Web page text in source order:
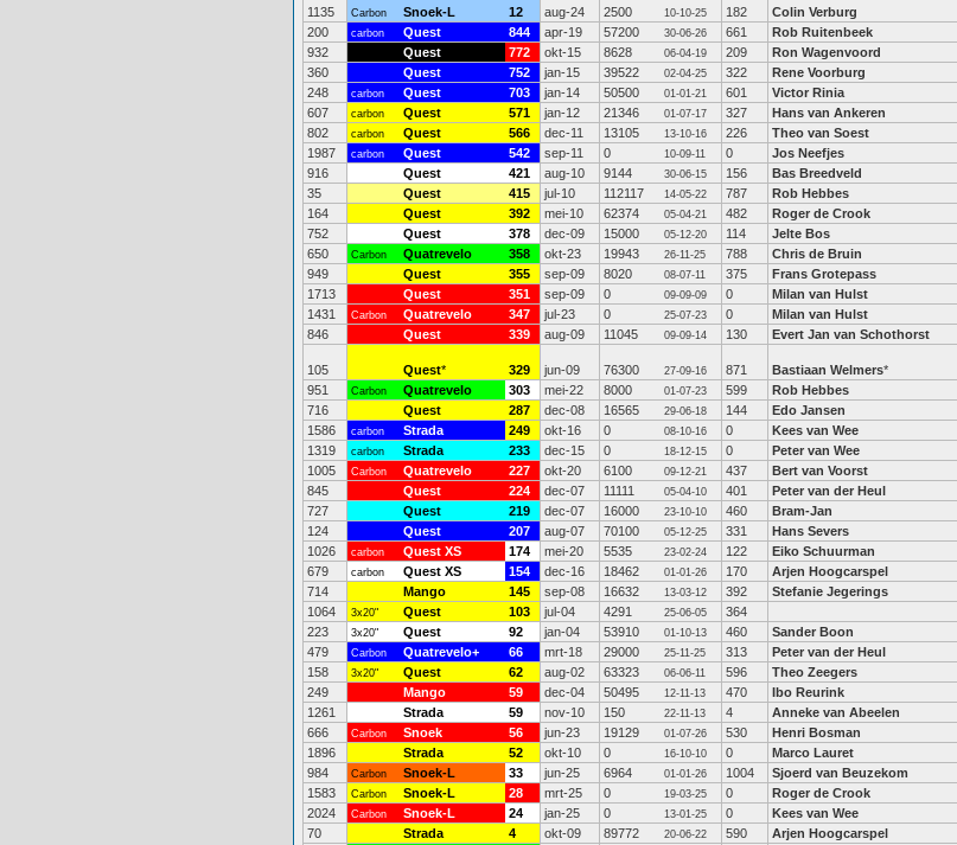
1135 Carbon Snoek-L 12 aug-24 2500 10-10-25 182 Colin Verburg
200
carbon Quest 844 apr-19 57200 30-06-26 661 Rob Ruitenbeek
932
Quest 772 okt-15 8628 06-04-19 209 Ron Wagenvoord
360
Quest 752 jan-15 39522 02-04-25 322 Rene Voorburg
248
carbon Quest 703 jan-14 50500 01-01-21 601 Victor Rinia
607
carbon Quest 571 jan-12 21346 01-07-17 327 Hans van Ankeren
802
carbon Quest 566 dec-11 13105 13-10-16 226 Theo van Soest
1987
carbon Quest 542 sep-11 0 10-09-11 0 Jos Neefjes
916
Quest 421 aug-10 9144 30-06-15 156 Bas Breedveld
35
Quest 415 jul-10 112117 14-05-22 787 Rob Hebbes
164
Quest 392 mei-10 62374 05-04-21 482 Roger de Crook
752
Quest 378 dec-09 15000 05-12-20 114 Jelte Bos
650
Carbon Quatrevelo 358 okt-23 19943 26-11-25 788 Chris de Bruin
949
Quest 355 sep-09 8020 08-07-11 375 Frans Grotepass
1713
Quest 351 sep-09 0 09-09-09 0 Milan van Hulst
1431
Carbon Quatrevelo 347 jul-23 0 25-07-23 0 Milan van Hulst
846
Quest 339 aug-09 11045 09-09-14 130 Evert Jan van Schothorst
105 Quest* 329 jun-09 76300 27-09-16 871 Bastiaan Welmers*
951
Carbon Quatrevelo 303 mei-22 8000 01-07-23 599 Rob Hebbes
716
Quest 287 dec-08 16565 29-06-18 144 Edo Jansen
1586
carbon Strada 249 okt-16 0 08-10-16 0 Kees van Wee
1319
carbon Strada 233 dec-15 0 18-12-15 0 Peter van Wee
1005
Carbon Quatrevelo 227 okt-20 6100 09-12-21 437 Bert van Voorst
845
Quest 224 dec-07 11111 05-04-10 401 Peter van der Heul
727
Quest 219 dec-07 16000 23-10-10 460 Bram-Jan
124
Quest 207 aug-07 70100 05-12-25 331 Hans Severs
1026
carbon Quest XS 174 mei-20 5535 23-02-24 122 Eiko Schuurman
679
carbon Quest XS 154 dec-16 18462 01-01-26 170 Arjen Hoogcarspel
714
Mango 145 sep-08 16632 13-03-12 392 Stefanie Jegerings
1064
3x20" Quest 103 jul-04 4291 25-06-05 364
223
3x20" Quest 92 jan-04 53910 01-10-13 460 Sander Boon
479
Carbon Quatrevelo+ 66 mrt-18 29000 25-11-25 313 Peter van der Heul
158
3x20" Quest 62 aug-02 63323 06-06-11 596 Theo Zeegers
249
Mango 59 dec-04 50495 12-11-13 470 Ibo Reurink
1261
Strada 59 nov-10 150 22-11-13 4 Anneke van Abeelen
666
Carbon Snoek 56 jun-23 19129 01-07-26 530 Henri Bosman
1896
Strada 52 okt-10 0 16-10-10 0 Marco Lauret
984
Carbon Snoek-L 33 jun-25 6964 01-01-26 1004 Sjoerd van Beuzekom
1583
Carbon Snoek-L 28 mrt-25 0 19-03-25 0 Roger de Crook
2024
Carbon Snoek-L 24 jan-25 0 13-01-25 0 Kees van Wee
70
Strada 4 okt-09 89772 20-06-22 590 Arjen Hoogcarspel